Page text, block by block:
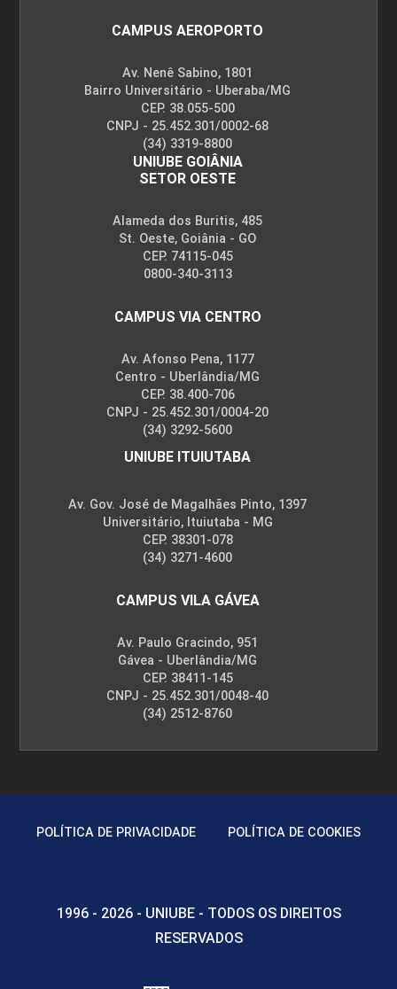
CAMPUS AEROPORTO
Av. Nenê Sabino, 1801
Bairro Universitário - Uberaba/MG
CEP. 38.055-500
CNPJ - 25.452.301/0002-68
(34) 3319-8800
UNIUBE GOIÂNIA
SETOR OESTE
Alameda dos Buritis, 485
St. Oeste, Goiânia - GO
CEP. 74115-045
0800-340-3113
CAMPUS VIA CENTRO
Av. Afonso Pena, 1177
Centro - Uberlândia/MG
CEP. 38.400-706
CNPJ - 25.452.301/0004-20
(34) 3292-5600
UNIUBE ITUIUTABA
Av. Gov. José de Magalhães Pinto, 1397
Universitário, Ituiutaba - MG
CEP. 38301-078
(34) 3271-4600
CAMPUS VILA GÁVEA
Av. Paulo Gracindo, 951
Gávea - Uberlândia/MG
CEP. 38411-145
CNPJ - 25.452.301/0048-40
(34) 2512-8760
POLÍTICA DE PRIVACIDADE POLÍTICA DE COOKIES
1996 - 2026 - UNIUBE - TODOS OS DIREITOS
RESERVADOS